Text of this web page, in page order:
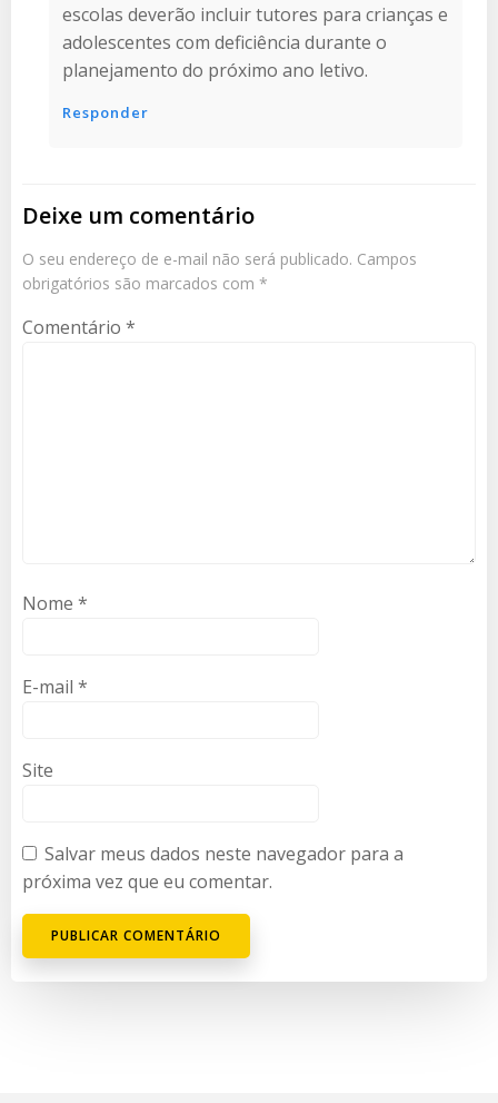
escolas deverão incluir tutores para crianças e
adolescentes com deficiência durante o
planejamento do próximo ano letivo.
Responder
Deixe um comentário
O seu endereço de e-mail não será publicado. Campos
obrigatórios são marcados com *
Comentário *
Nome *
E-mail *
Site
Salvar meus dados neste navegador para a
próxima vez que eu comentar.